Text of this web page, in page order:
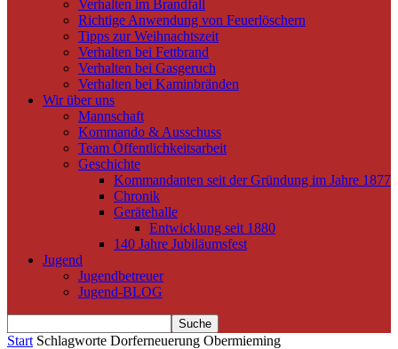
Verhalten im Brandfall
Richtige Anwendung von Feuerlöschern
Tipps zur Weihnachtszeit
Verhalten bei Fettbrand
Verhalten bei Gasgeruch
Verhalten bei Kaminbränden
Wir über uns
Mannschaft
Kommando & Ausschuss
Team Öffentlichkeitsarbeit
Geschichte
Kommandanten seit der Gründung im Jahre 1877
Chronik
Gerätehalle
Entwicklung seit 1880
140 Jahre Jubiläumsfest
Jugend
Jugendbetreuer
Jugend-BLOG
Start Schlagworte Dorferneuerung Obermieming